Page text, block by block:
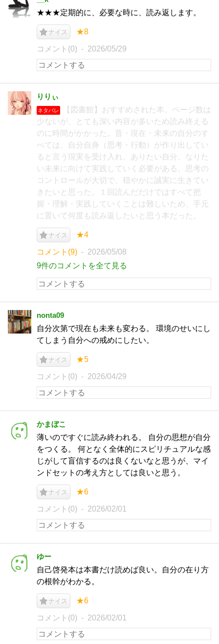
★★★定期的に、必要な時に、読み返します。
ナイス ★8
コメント(0) 2026/05/29
りりぃ
ネタバレ
【図書館】おすすめされた本。ページ数は
少ないが、とても深い内容が多いため読み終える
のに時間がかかった。昔・現在・未来の自分のす
べては、自分自身（思考・行動）が作り出してい
ると言う現実を受け入れ、ありたい自分、なりた
い未来に向けて実践していく必要がある。思考の
コントロールが大切で、穏やかに誠実に生きてい
きたいと思った。１回読んだだけではすべて把
握・理解・実践していくことは難しいため、手元
に置いて何度も読み返したいと思う本だった。
ナイス ★4
コメント(9)
2026/05/08
9件のコメントを全て見る
nonta09
自分次第で現在も未来も変わる。 環境のせいにし
てしまう自分への戒めにしたい。
ナイス ★5
コメント(0) 2026/04/29
かまぼこ
薄いのですぐに読み終われる。 自分の思想が自分
をつくる。 何となく全体的にスピリチュアルな感
じがして盲信するのは良くないなと思うが、マイ
ンドセットの考え方としては良いと思う。
ナイス ★6
コメント(0) 2026/02/01
ゆー
自己啓発本は本書だけ読めば良い。自分の在り方
の根幹がわかる。
ナイス ★6
コメント(0) 2026/02/01